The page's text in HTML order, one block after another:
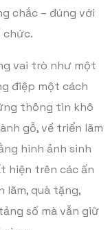
chắc – đúng với
chức.
vai trò như một
điệp một cách
thông tin khô
gỗ, về triển lãm
hình ảnh sinh
hiện trên các ấn
lãm, quà tặng,
số mà vẫn giữ